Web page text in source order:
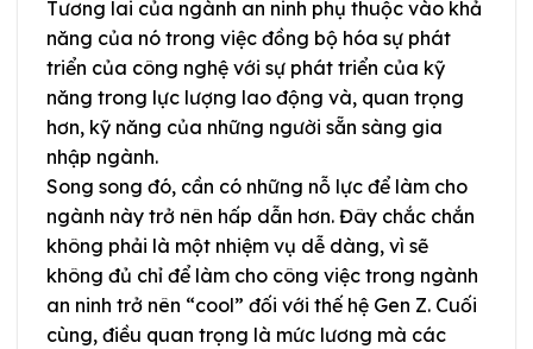
Tương lai của ngành an ninh phụ thuộc vào khả
năng của nó trong việc đồng bộ hóa sự phát
triển của công nghệ với sự phát triển của kỹ
năng trong lực lượng lao động và, quan trọng
hơn, kỹ năng của những người sẵn sàng gia
nhập ngành.
Song song đó, cần có những nỗ lực để làm cho
ngành này trở nên hấp dẫn hơn. Đây chắc chắn
không phải là một nhiệm vụ dễ dàng, vì sẽ
không đủ chỉ để làm cho công việc trong ngành
an ninh trở nên “cool” đối với thế hệ Gen Z. Cuối
cùng, điều quan trọng là mức lương mà các